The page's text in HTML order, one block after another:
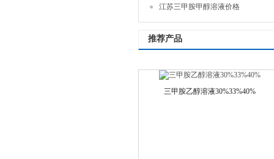
江苏三甲胺甲醇溶液价格
推荐产品
三甲胺乙醇溶液30%33%40%